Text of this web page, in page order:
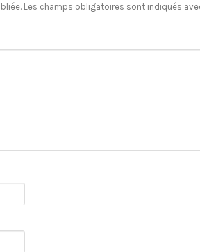
Les champs obligatoires sont indiqués